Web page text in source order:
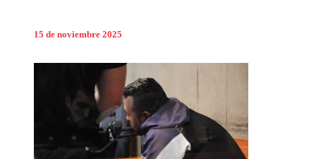
15 de noviembre 2025